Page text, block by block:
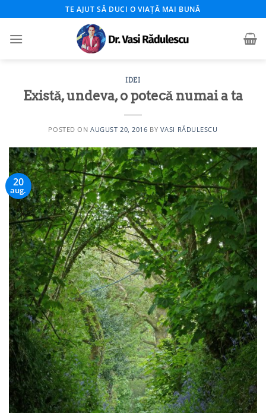
to
content
TE AJUT SĂ DUCI O VIAȚĂ MAI BUNĂ
IDEI
Există, undeva, o potecă numai a ta
POSTED ONAUGUST 20, 2016 BY VASI RĂDULESCU
20
aug.